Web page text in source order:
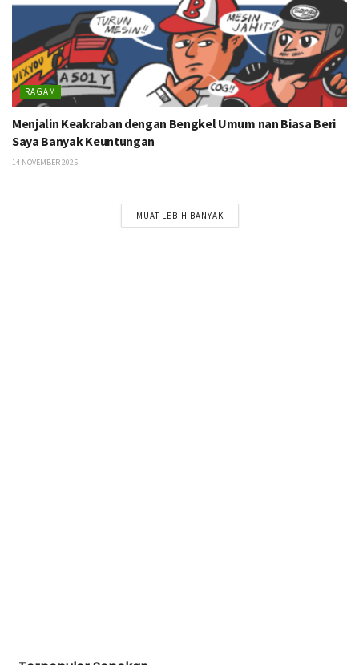
RAGAM
Menjalin Keakraban dengan Bengkel Umum nan Biasa Beri
Saya Banyak Keuntungan
14 NOVEMBER 2025
MUAT LEBIH BANYAK